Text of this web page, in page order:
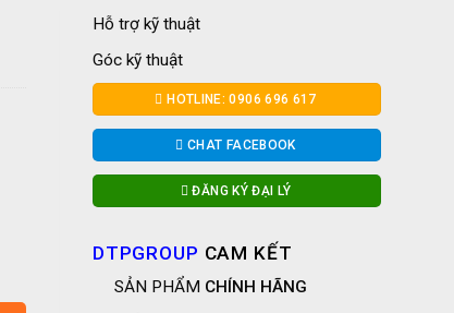
Hỗ trợ kỹ thuật
Góc kỹ thuật
HOTLINE: 0906 696 617
CHAT FACEBOOK
ĐĂNG KÝ ĐẠI LÝ
DTPGROUP CAM KẾT
SẢN PHẨM CHÍNH HÃNG